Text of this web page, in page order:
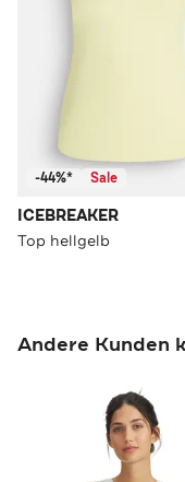
-44%* Sale
ICEBREAKER
Top hellgelb
Andere Kunden